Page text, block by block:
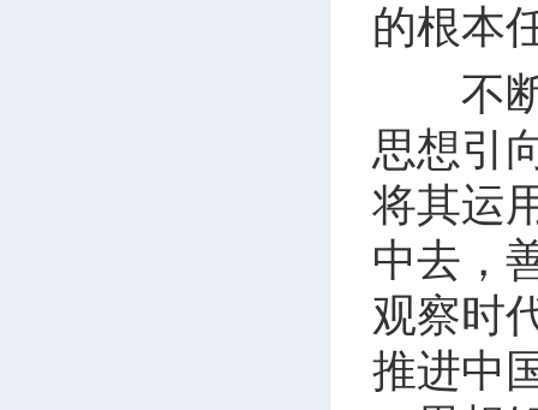
的根本
不断
思想引
将其运
中去，
观察时
推进中